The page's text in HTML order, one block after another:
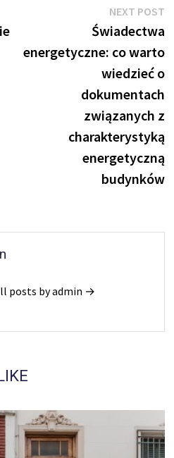
NEXT POST
Świadectwa
energetyczne: co warto
wiedzieć o
dokumentach
związanych z
charakterystyką
energetyczną
budynków
posts by admin →